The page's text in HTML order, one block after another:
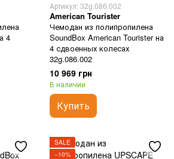
4
Артикул: 32g.086.002
American Tourister
Чемодан из полипропилена
SoundBox American Tourister на
4 сдвоенных колесах
32g.086.002
10 969 грн
В наличии
Купить
SALE
−10%